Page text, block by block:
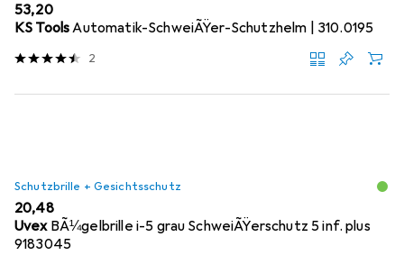
EUR
53,20
KS ToolsAutomatik-SchweiÃŸer-Schutzhelm | 310.0195
2
Schutzbrille + Gesichtsschutz
EUR
20,48
Uvex BÃ¼gelbrille i-5 grau SchweiÃŸerschutz 5 inf. plus
9183045